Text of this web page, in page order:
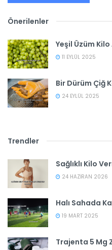
Önerilenler
Yeşil Üzüm Kilo
11 EYLÜL 2025
Bir Dürüm Çiğ
24 EYLÜL 2025
Trendler
Sağlıklı Kilo
24 HAZIRAN 2026
Halı Sahada
19 MART 2025
Trajenta 5 Mg